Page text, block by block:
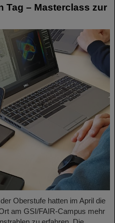
Tag – Masterclass zur
Oberstufe hatten im April die
am GSI/FAIR-Campus mehr